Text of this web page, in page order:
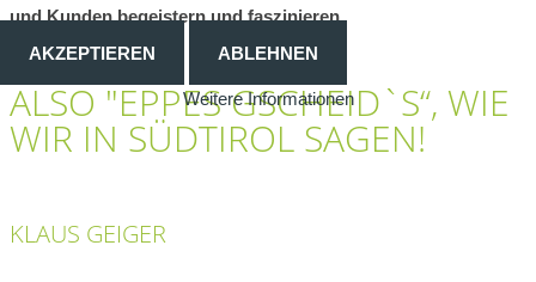
und Kunden begeistern und faszinieren.
ALSO "EPPES GSCHEID`S“, WIE
WIR IN SÜDTIROL SAGEN!
KLAUS GEIGER
AKZEPTIEREN ABLEHNEN
Weitere Informationen